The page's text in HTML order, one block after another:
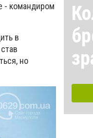
- командиром
в
но